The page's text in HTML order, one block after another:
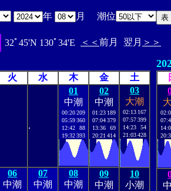
年 月 潮位
32ﾟ45'N 130ﾟ34'E ＜＜ 前月 翌月 ＞＞
火 水 木 金 土
.
01
中潮
00:20209
05:59360
12:42
88
19:32393
02
中潮
01:23 189
07:04379
13:36
69
20:21 414
03
大潮
02:13 167
07:57399
14:23
54
21:03428
06
中潮
07
中潮
08
中潮
09
中潮
10
小潮